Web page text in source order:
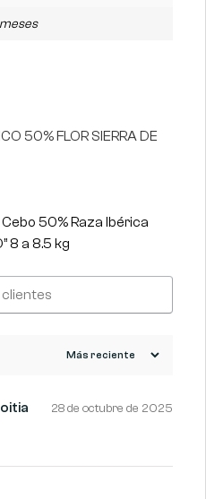
50% FLOR SIERRA DE
50% Raza Ibérica
8 a 8.5 kg
28 de octubre de 2025